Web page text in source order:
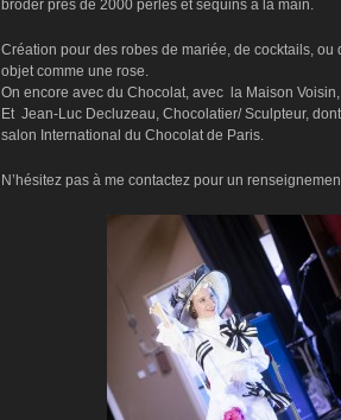
broder près de 2000 perles et sequins à la main.
Création pour des robes de mariée, de cocktails, ou
objet comme une rose.
On encore avec du Chocolat, avec la Maison
Et Jean-Luc Decluzeau, Chocolatier/ Sculpteur,
salon International du Chocolat de Paris.
N’hésitez pas à me contactez pour un